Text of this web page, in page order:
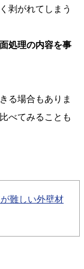
剥がれてしまう
処理の内容を事
る場合もありま
べてみることも
難しい外壁材